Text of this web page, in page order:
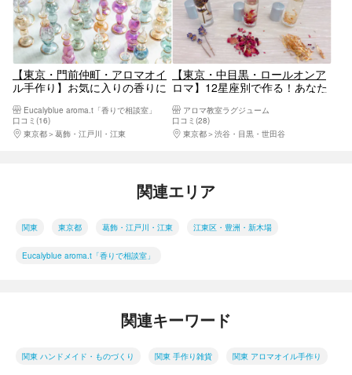
【東京・門前仲町・アロマオイ
ル手作り】お気に入りの香りに
個）＜平日プラン＞
Eucalyblue aroma.t「香りで相談室」
口コミ(16)
東京都
葛飾・江戸川・江東
【東京・中目黒・ロールオンア
ロマ】12星座別で作る！あなた
アロマ教室ラグジューム
口コミ(28)
東京都
渋谷・目黒・世田谷
関連エリア
関東 東京都 葛飾・江戸川・江東 江東区・豊洲・新木場
Eucalyblue aroma.t「香りで相談室」
関連キーワード
関東 ハンドメイド・ものづくり 関東 手作り雑貨 関東 アロマオイル手作り